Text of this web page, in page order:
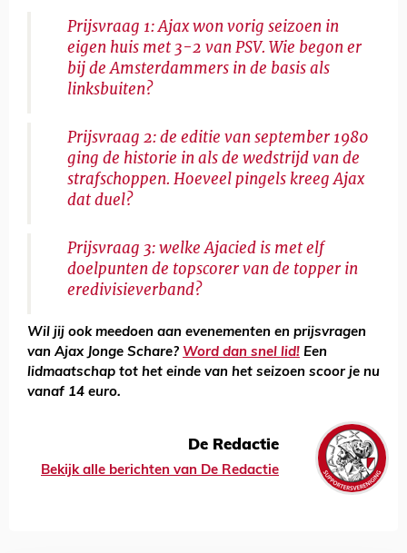
Prijsvraag 1: Ajax won vorig seizoen in
eigen huis met 3-2 van PSV. Wie begon er
bij de Amsterdammers in de basis als
linksbuiten?
Prijsvraag 2: de editie van september 1980
ging de historie in als de wedstrijd van de
strafschoppen. Hoeveel pingels kreeg Ajax
dat duel?
Prijsvraag 3: welke Ajacied is met elf
doelpunten de topscorer van de topper in
eredivisieverband?
Wil jij ook meedoen aan evenementen en prijsvragen
van Ajax Jonge Schare? Word dan snel lid! Een
lidmaatschap tot het einde van het seizoen scoor je nu
vanaf 14 euro.
De Redactie
Bekijk alle berichten van De Redactie